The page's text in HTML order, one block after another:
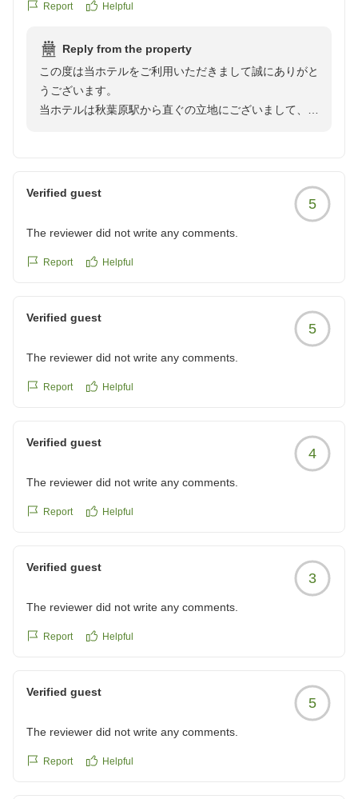
reviewId=33123478166716
当館をご利用いただけますと幸いでございます。
レム秋葉原
レセプション
クチコミの詳細はこちらから
reviewId=33123478140928
Report Helpful
Reply from the property
この度は当ホテルをご利用いただきまして誠にありがと
うございます。
当ホテルは秋葉原駅から直ぐの立地にございまして、ホ
す。
お忙しいところご投稿いただきまして誠にありがとうご
レム秋葉原
Verified guest
5
The reviewer did not write any comments.
Report Helpful
Verified guest
5
The reviewer did not write any comments.
Report Helpful
Verified guest
4
The reviewer did not write any comments.
Report Helpful
Verified guest
3
The reviewer did not write any comments.
Report Helpful
Verified guest
5
The reviewer did not write any comments.
Report Helpful